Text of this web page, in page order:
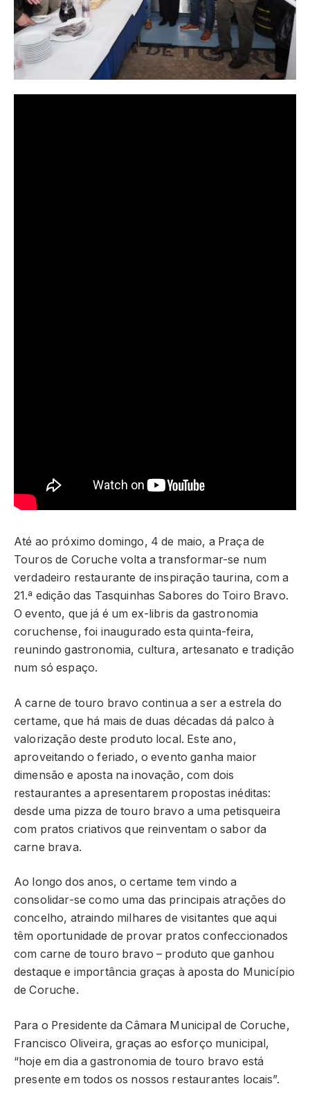
Até ao próximo domingo, 4 de maio, a Praça de
Touros de Coruche volta a transformar-se num
verdadeiro restaurante de inspiração taurina, com a
21.ª edição das Tasquinhas Sabores do Toiro Bravo.
O evento, que já é um ex-libris da gastronomia
coruchense, foi inaugurado esta quinta-feira,
reunindo gastronomia, cultura, artesanato e tradição
num só espaço.
A carne de touro bravo continua a ser a estrela do
certame, que há mais de duas décadas dá palco à
valorização deste produto local. Este ano,
aproveitando o feriado, o evento ganha maior
dimensão e aposta na inovação, com dois
restaurantes a apresentarem propostas inéditas:
desde uma pizza de touro bravo a uma petisqueira
com pratos criativos que reinventam o sabor da
carne brava.
Ao longo dos anos, o certame tem vindo a
consolidar-se como uma das principais atrações do
concelho, atraindo milhares de visitantes que aqui
têm oportunidade de provar pratos confeccionados
com carne de touro bravo – produto que ganhou
destaque e importância graças à aposta do Município
de Coruche.
Para o Presidente da Câmara Municipal de Coruche,
Francisco Oliveira, graças ao esforço municipal,
“hoje em dia a gastronomia de touro bravo está
presente em todos os nossos restaurantes locais”.